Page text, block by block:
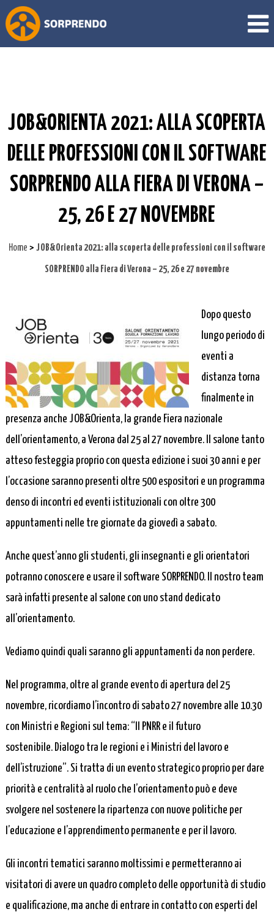
JOB&ORIENTA 2021: ALLA SCOPERTA
DELLE PROFESSIONI CON IL SOFTWARE
SORPRENDO ALLA FIERA DI VERONA –
25, 26 E 27 NOVEMBRE
Home > JOB&Orienta 2021: alla scoperta delle professioni con il software
SORPRENDO alla Fiera di Verona – 25, 26 e 27 novembre
Dopo questo
lungo periodo di
eventi a
distanza torna
finalmente in
presenza anche JOB&Orienta, la grande Fiera nazionale
dell’orientamento, a Verona dal 25 al 27 novembre. Il salone tanto
atteso festeggia proprio con questa edizione i suoi 30 anni e per
l’occasione saranno presenti oltre 500 espositori e un programma
denso di incontri ed eventi istituzionali con oltre 300
appuntamenti nelle tre giornate da giovedì a sabato.
Anche quest’anno gli studenti, gli insegnanti e gli orientatori
potranno conoscere e usare il software SORPRENDO. Il nostro team
sarà infatti presente al salone con uno stand dedicato
all’orientamento.
Vediamo quindi quali saranno gli appuntamenti da non perdere.
Nel programma, oltre al grande evento di apertura del 25
novembre, ricordiamo l’incontro di sabato 27 novembre alle 10.30
con Ministri e Regioni sul tema: “Il PNRR e il futuro
sostenibile. Dialogo tra le regioni e i Ministri del lavoro e
dell’istruzione”. Si tratta di un evento strategico proprio per dare
priorità e centralità al ruolo che l’orientamento può e deve
svolgere nel sostenere la ripartenza con nuove politiche per
l’educazione e l’apprendimento permanente e per il lavoro.
Gli incontri tematici saranno moltissimi e permetteranno ai
visitatori di avere un quadro completo delle opportunità di studio
e qualificazione, ma anche di entrare in contatto con esperti del